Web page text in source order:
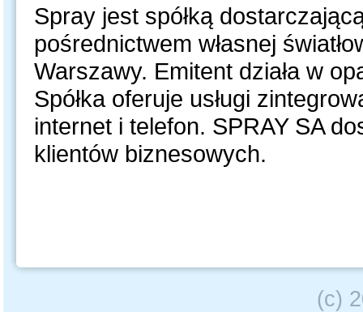
Spray jest spółką
pośrednictwem własnej
Warszawy. Emitent działa w
Spółka oferuje usługi
internet i telefon. SPRAY SA
klientów biznesowych.
(c)